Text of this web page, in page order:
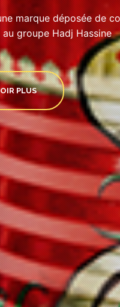
marque déposée de
groupe Hadj Hassine
PLUS